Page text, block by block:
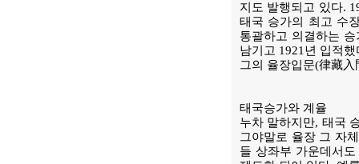
지도 발행되고 있다.
태국 승가의 최고 수
통괄하고 의결하는
남기고 1921년 입적했
그의 율장입문(律藏
태국승가와 계율
누차 말하지만, 태국
그야말로 율장 그 자
들 상좌부 가운데서